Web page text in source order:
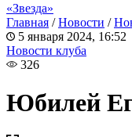
«Звезда»
Главная /Новости /
5 января 2024, 16:52
Новости клуба
326
Юбилей